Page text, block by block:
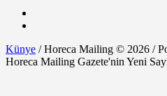
Künye / Horeca Mailing © 2026 /
Horeca Mailing Gazete'nin Yeni